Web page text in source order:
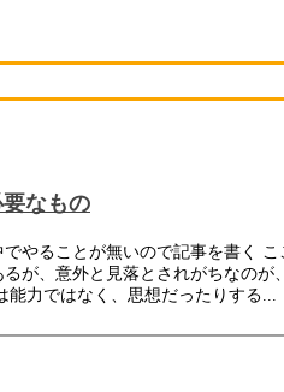
なもの
でやることが無いので記事を書く
るが、意外と見落とされがちなの
能力ではなく、思想だったりする...